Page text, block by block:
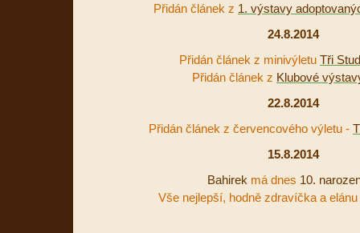
Přidán článek z 1. výstavy
24.8.2014
Přidán článek z minivýletu Tři
Přidán článek z Klubové
22.8.2014
Přidán článek z červencového výletu -
15.8.2014
Bahirek má dnes 10.
Vše nejlepší, hodně zdravíčka a